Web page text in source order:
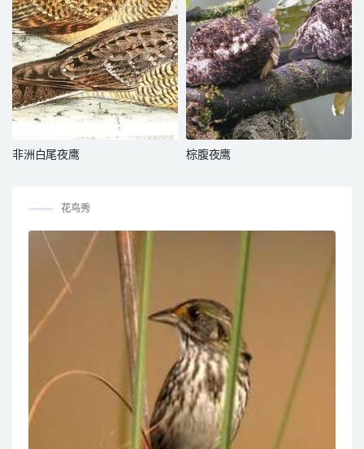
非洲白尾夜鹰 棕腹夜鹰
花鸟秀